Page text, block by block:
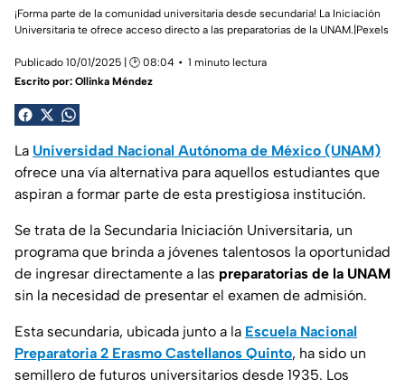
¡Forma parte de la comunidad universitaria desde secundaria! La Iniciación
Universitaria te ofrece acceso directo a las preparatorias de la UNAM.|Pexels
Publicado 10/01/2025 | 🕑 08:04
1 minuto lectura
Escrito por: Ollinka Méndez
La Universidad Nacional Autónoma de México (UNAM)
ofrece una vía alternativa para aquellos estudiantes que
aspiran a formar parte de esta prestigiosa institución.
Se trata de la Secundaria Iniciación Universitaria, un
programa que brinda a jóvenes talentosos la oportunidad
de ingresar directamente a las preparatorias de la UNAM
sin la necesidad de presentar el examen de admisión.
Esta secundaria, ubicada junto a la Escuela Nacional
Preparatoria 2 Erasmo Castellanos Quinto, ha sido un
semillero de futuros universitarios desde 1935. Los